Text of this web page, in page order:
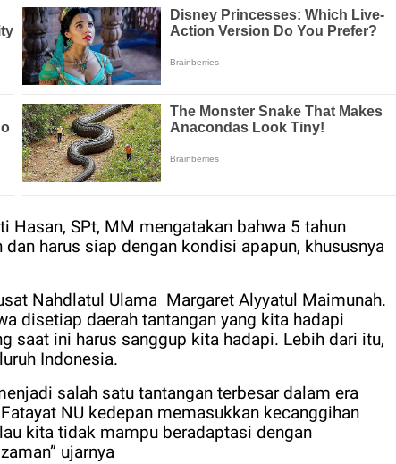
Hasan, SPt, MM mengatakan bahwa 5 tahun
harus siap dengan kondisi apapun, khususnya
Nahdlatul Ulama Margaret Alyyatul Maimunah.
disetiap daerah tantangan yang kita hadapi
saat ini harus sanggup kita hadapi. Lebih dari itu,
Indonesia.
salah satu tantangan terbesar dalam era
NU kedepan memasukkan kecanggihan
kita tidak mampu beradaptasi dengan
ujarnya